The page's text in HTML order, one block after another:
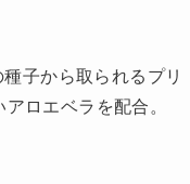
子から取られるプリ
ロエベラを配合。